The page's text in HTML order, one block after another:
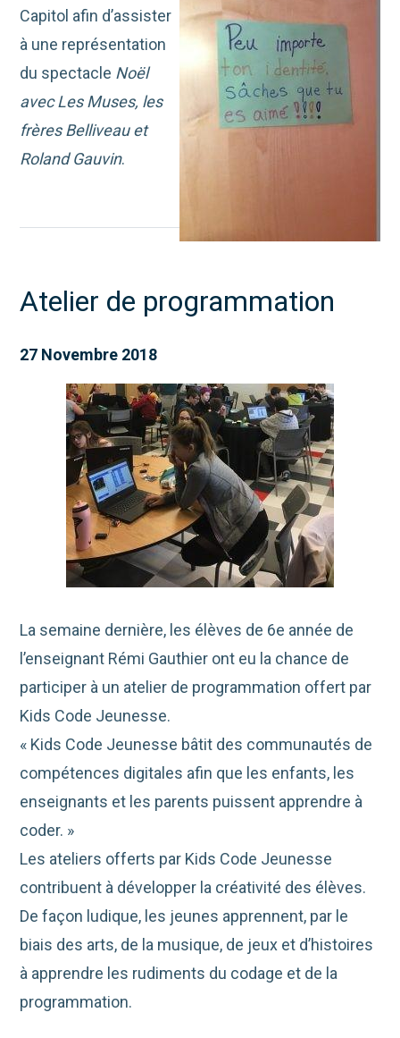
Capitol afin d’assister
à une représentation
du spectacle Noël
avec Les Muses, les
frères Belliveau et
Roland Gauvin.
Atelier de programmation
27 Novembre 2018
La semaine dernière, les élèves de 6e année de
l’enseignant Rémi Gauthier ont eu la chance de
participer à un atelier de programmation offert par
Kids Code Jeunesse.
« Kids Code Jeunesse bâtit des communautés de
compétences digitales afin que les enfants, les
enseignants et les parents puissent apprendre à
coder. »
Les ateliers offerts par Kids Code Jeunesse
contribuent à développer la créativité des élèves.
De façon ludique, les jeunes apprennent, par le
biais des arts, de la musique, de jeux et d’histoires
à apprendre les rudiments du codage et de la
programmation.